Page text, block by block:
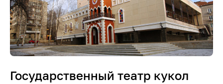
Государственный театр кукол